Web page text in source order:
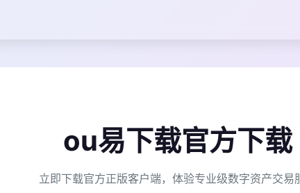
ou易下载官方下载
立即下载官方正版客户端，体验专业级数字资产交易